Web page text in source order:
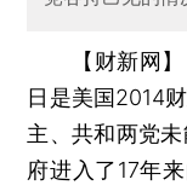
【财新网
日是美国2014
主、共和两党
府进入了17年